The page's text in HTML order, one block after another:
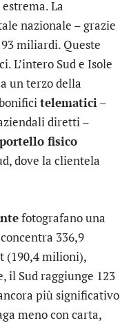
La
nazionale – grazie
miliardi. Queste
L’intero Sud e Isole
un terzo della
telematici–
diretti –
fisico
dove la clientela
fotografano una
336,9
(190,4 milioni),
il Sud raggiunge 123
più significativo
meno con carta,